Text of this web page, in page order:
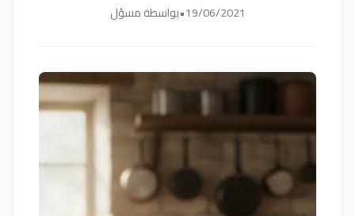
19/06/2021
•بواسطة مسؤل